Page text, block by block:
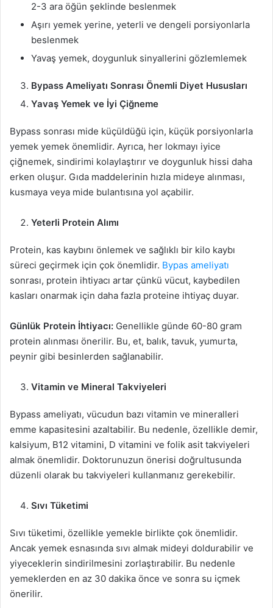
2-3 ara öğün şeklinde beslenmek
Aşırı yemek yerine, yeterli ve dengeli porsiyonlarla
beslenmek
Yavaş yemek, doygunluk sinyallerini gözlemlemek
Bypass Ameliyatı Sonrası Önemli Diyet Hususları
Yavaş Yemek ve İyi Çiğneme
Bypass sonrası mide küçüldüğü için, küçük porsiyonlarla
yemek yemek önemlidir. Ayrıca, her lokmayı iyice
çiğnemek, sindirimi kolaylaştırır ve doygunluk hissi daha
erken oluşur. Gıda maddelerinin hızla mideye alınması,
kusmaya veya mide bulantısına yol açabilir.
Yeterli Protein Alımı
Protein, kas kaybını önlemek ve sağlıklı bir kilo kaybı
süreci geçirmek için çok önemlidir. Bypas ameliyatı
sonrası, protein ihtiyacı artar çünkü vücut, kaybedilen
kasları onarmak için daha fazla proteine ihtiyaç duyar.
Günlük Protein İhtiyacı: Genellikle günde 60-80 gram
protein alınması önerilir. Bu, et, balık, tavuk, yumurta,
peynir gibi besinlerden sağlanabilir.
Vitamin ve Mineral Takviyeleri
Bypass ameliyatı, vücudun bazı vitamin ve mineralleri
emme kapasitesini azaltabilir. Bu nedenle, özellikle demir,
kalsiyum, B12 vitamini, D vitamini ve folik asit takviyeleri
almak önemlidir. Doktorunuzun önerisi doğrultusunda
düzenli olarak bu takviyeleri kullanmanız gerekebilir.
Sıvı Tüketimi
Sıvı tüketimi, özellikle yemekle birlikte çok önemlidir.
Ancak yemek esnasında sıvı almak mideyi doldurabilir ve
yiyeceklerin sindirilmesini zorlaştırabilir. Bu nedenle
yemeklerden en az 30 dakika önce ve sonra su içmek
önerilir.